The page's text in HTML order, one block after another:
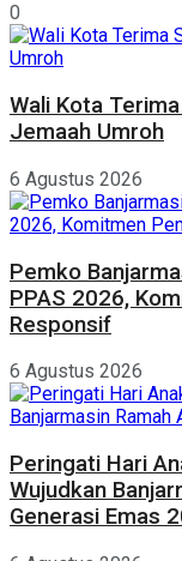
0
Wali Kota
Jemaah Umroh
6 Agustus 2026
Pemko
PPAS 2026,
Responsif
6 Agustus 2026
Peringati Hari
Wujudkan
Generasi Emas